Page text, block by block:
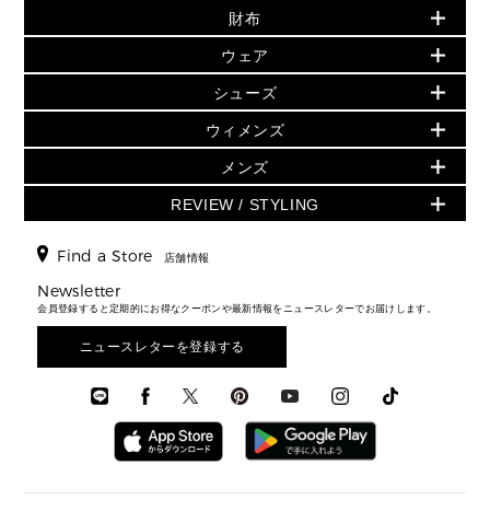
小物
シューズ・靴
ウェア
アクセサリー
時計
▶ メンズ
バッグ
ウェア
アクセサリー
追加アイテム
▶ ウィメンズすべて(ウェア・シューズ除く)
バッグ
財布・小物
ウェア
シューズ
時計・ジュエリー
アクセサリー
メンズ バッグ
メンズ 財布・小物
メンズ シューズ
メンズ ウェア
メンズ 時計・その他
▶ すべて
▶ ウィメンズすべて
財布・小物
アクセサリー
フレグランス
シューズ
▶ メンズすべて
メンズ財布・小物
メンズアクセサリー
メンズウェア
人気の定番アイテム
日本限定 - バッグ
▶ ウィメンズすべて
トートバッグ
ショルダーバッグ
クロスボディ・斜め掛け
トラベル
3 IN 1 / 2 IN 1 バッグ
▶ メンズすべて
財布
日本限定 - 財布・小物
▶ ウィメンズすべて
GREENWICH
折り財布(二つ折り・三つ折り)
長財布
▶ メンズすべて
ウェア
▶ ウィメンズすべて
トップス
スカート・パンツ
ジャケット・アウター
▶ メンズすべて
シューズ
▶ ウィメンズすべて
サンダル
スニーカー
▶ メンズすべて
ウィメンズ
人気の定番アイテム
▶ ウィメンズすべて
▶ バッグすべて
通勤・通学アイテム
3 IN 1 バッグ
ミニ財布・フラグメントケース
メンズ
▶ メンズすべて
財布・小物
時計・ジュエリー
アクセサリー
REVIEW / STYLING
エディターレビュー
Find a Store 店舗情報
Newsletter
会員登録すると定期的にお得なクーポンや最新情報をニュースレターでお届けします。
ニュースレターを登録する